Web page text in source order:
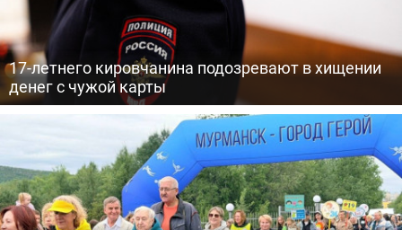
17-летнего кировчанина подозревают в хищении
денег с чужой карты